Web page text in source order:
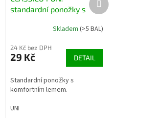
standardní ponožky s
Skladem (>5 BAL)
24 Kč bez DPH
29 Kč DETAIL
Standardní ponožky s
komfortním lemem.
UNI
produkt